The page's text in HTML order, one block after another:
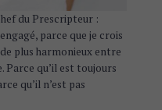
du Prescripteur :
parce que je crois
plus harmonieux entre
Parce qu’il est toujours
qu’il n’est pas